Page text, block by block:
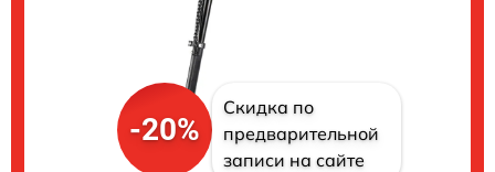
-20%
Скидка по
предварительной
записи на сайте